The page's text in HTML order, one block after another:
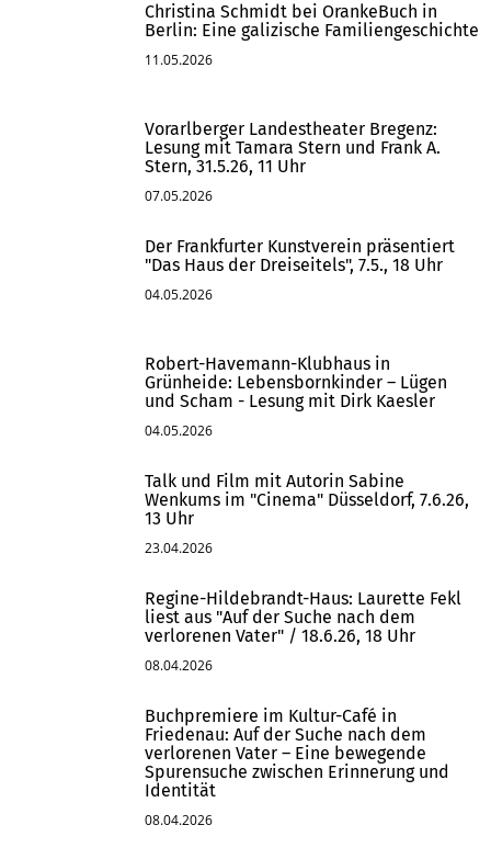
Christina Schmidt bei OrankeBuch in
Berlin: Eine galizische Familiengeschichte
11.05.2026
Vorarlberger Landestheater Bregenz:
Lesung mit Tamara Stern und Frank A.
Stern, 31.5.26, 11 Uhr
07.05.2026
Der Frankfurter Kunstverein präsentiert
"Das Haus der Dreiseitels", 7.5., 18 Uhr
04.05.2026
Robert-Havemann-Klubhaus in
Grünheide: Lebensbornkinder – Lügen
und Scham - Lesung mit Dirk Kaesler
04.05.2026
Talk und Film mit Autorin Sabine
Wenkums im "Cinema" Düsseldorf, 7.6.26,
13 Uhr
23.04.2026
Regine-Hildebrandt-Haus: Laurette Fekl
liest aus "Auf der Suche nach dem
verlorenen Vater" / 18.6.26, 18 Uhr
08.04.2026
Buchpremiere im Kultur-Café in
Friedenau: Auf der Suche nach dem
verlorenen Vater – Eine bewegende
Spurensuche zwischen Erinnerung und
Identität
08.04.2026